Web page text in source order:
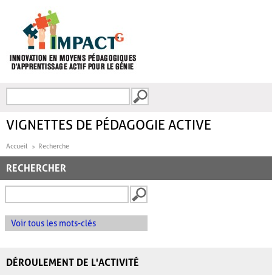
FORMULAIRE DE
VIGNETTES DE PÉDAGOGIE ACTIVE
Accueil Recherche
RECHERCHER
Voir tous les mots-clés
DÉROULEMENT DE L'ACTIVITÉ